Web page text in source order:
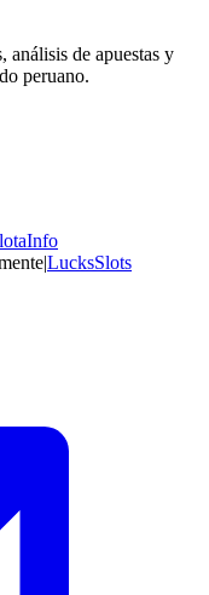
análisis de apuestas y
peruano.
|LucksSlots